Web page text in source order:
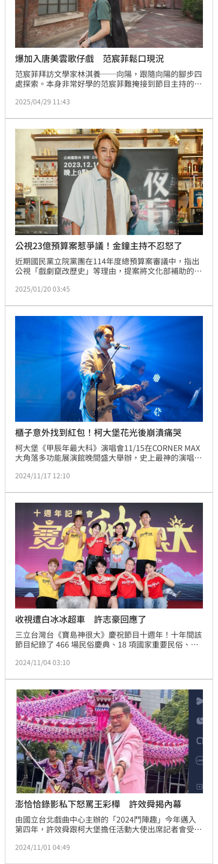
爆加入唐美雲歌仔戲 范宸菲鬆口現況
范宸菲拜訪文學家林淇養──向陽，跟隨向陽的腳步四
處探索。本身非常好學的范宸菲難掩接到節目主持的開
在每一集主持任務中，也將閱讀後的感受轉譯獻唱。
2025/04/29 11:43
公視23億預算案惹爭議！金鐘主持不忍怒了
近期國民黨立院黨團在114年度總預算案審議中，指出
公視「戲劇竄改歷史」等理由，提案將文化部補助的23
現在連金鐘主持人柯大堡都不忍發聲，直呼不解狠嗆：
2025/01/20 03:45
櫃子意外找到紅包！柯大堡花光後崩潰痛哭
柯大堡《甲辰年最大科》演唱會11/15在CORNER MAX
大角落多功能展演館晚間盛大舉辦，史上最神的演唱
廣澤宮廣澤尊王、妙應仙妃、演藝祖師爺西秦王爺與田
家小太子親臨現場， (15日)一早迎神、安座、祭台，9
尊神明為這場演唱會所有募資的樂迷「稟疏文」祈求平
安，演唱會近2.5小時18首歌曲宛如大型廟宇慶
2024/11/17 12:10
收視遭白冰冰超車 許志豪回應了
三立台灣台《寶島神很大》慶祝節目十週年！十年間該
節目紀錄了 466 場民俗慶典、18 項國家重要民俗、超
57金鐘獎最佳生活風格節目及主持人獎的肯定。鍾智凱
2024/11/04 03:10
澎恰恰錄影私下怒罵王彩樺 許效舜揭內幕
由國立台北戲曲中心主辦的「2024鬥陣趣」今年邁入
第四年，許效舜跟柯大堡擔任活動大使出席記者會受
起拿下金鐘獎綜藝節目主持人獎，他爆料澎恰恰曾在背
2024/11/01 04:49